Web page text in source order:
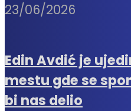
23/06/2026
Edin Avdić je
mestu gde se
bi nas delio